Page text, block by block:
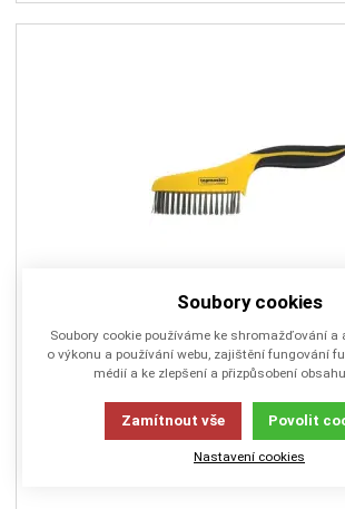
Ocelový drátěný kartáč 4 řady
ocel TMP
Soubory cookies
Soubory cookie používáme ke shromažďování a
o výkonu a používání webu, zajištění fungování
médií a ke zlepšení a přizpůsobení
Zamítnout vše Povolit
Nastavení cookies